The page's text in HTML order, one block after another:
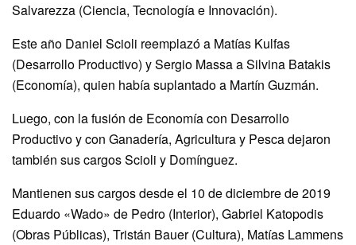
Salvarezza (Ciencia, Tecnología e Innovación).
Este año Daniel Scioli reemplazó a Matías Kulfas
(Desarrollo Productivo) y Sergio Massa a Silvina Batakis
(Economía), quien había suplantado a Martín Guzmán.
Luego, con la fusión de Economía con Desarrollo
Productivo y con Ganadería, Agricultura y Pesca dejaron
también sus cargos Scioli y Domínguez.
Mantienen sus cargos desde el 10 de diciembre de 2019
Eduardo «Wado» de Pedro (Interior), Gabriel Katopodis
(Obras Públicas), Tristán Bauer (Cultura), Matías Lammens